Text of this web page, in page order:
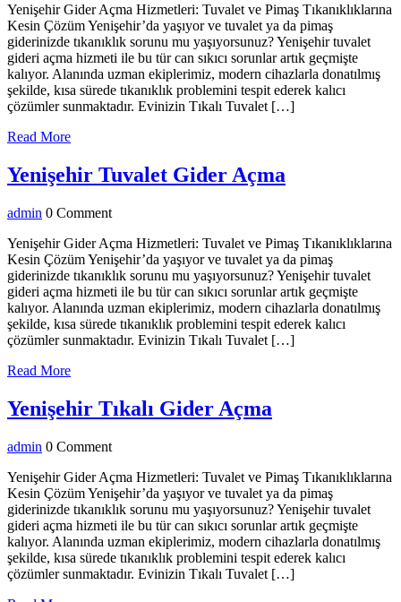
Gider
Açma
Yenişehir Gider Açma Hizmetleri: Tuvalet ve Pimaş Tıkanıklıklarına
Kesin Çözüm Yenişehir’da yaşıyor ve tuvalet ya da pimaş
giderinizde tıkanıklık sorunu mu yaşıyorsunuz? Yenişehir tuvalet
gideri açma hizmeti ile bu tür can sıkıcı sorunlar artık geçmişte
kalıyor. Alanında uzman ekiplerimiz, modern cihazlarla donatılmış
şekilde, kısa sürede tıkanıklık problemini tespit ederek kalıcı
çözümler sunmaktadır. Evinizin Tıkalı Tuvalet […]
Read MoreRead
Yenişehir Tuvalet Gider Açma
Açma
admin admin
0 Comment
Yenişehir Gider Açma Hizmetleri: Tuvalet ve Pimaş Tıkanıklıklarına
Kesin Çözüm Yenişehir’da yaşıyor ve tuvalet ya da pimaş
giderinizde tıkanıklık sorunu mu yaşıyorsunuz? Yenişehir tuvalet
gideri açma hizmeti ile bu tür can sıkıcı sorunlar artık geçmişte
kalıyor. Alanında uzman ekiplerimiz, modern cihazlarla donatılmış
şekilde, kısa sürede tıkanıklık problemini tespit ederek kalıcı
çözümler sunmaktadır. Evinizin Tıkalı Tuvalet […]
Read MoreRead
Yenişehir Tıkalı Gider Açma
Açma
admin admin
0 Comment
Yenişehir Gider Açma Hizmetleri: Tuvalet ve Pimaş Tıkanıklıklarına
Kesin Çözüm Yenişehir’da yaşıyor ve tuvalet ya da pimaş
giderinizde tıkanıklık sorunu mu yaşıyorsunuz? Yenişehir tuvalet
gideri açma hizmeti ile bu tür can sıkıcı sorunlar artık geçmişte
kalıyor. Alanında uzman ekiplerimiz, modern cihazlarla donatılmış
şekilde, kısa sürede tıkanıklık problemini tespit ederek kalıcı
çözümler sunmaktadır. Evinizin Tıkalı Tuvalet […]